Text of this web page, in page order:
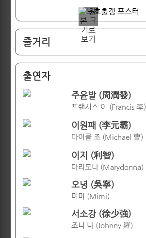
줄거리
출연자
주윤발 (周潤發)
프랜시스 이 (Francis 李)
이원패 (李元霸)
마이클 조 (Michael 曹)
이지 (利智)
마리도나 (Marydonna)
오녕 (吳寧)
미미 (Mimi)
서소강 (徐少強)
조니 나 (Johnny 羅)